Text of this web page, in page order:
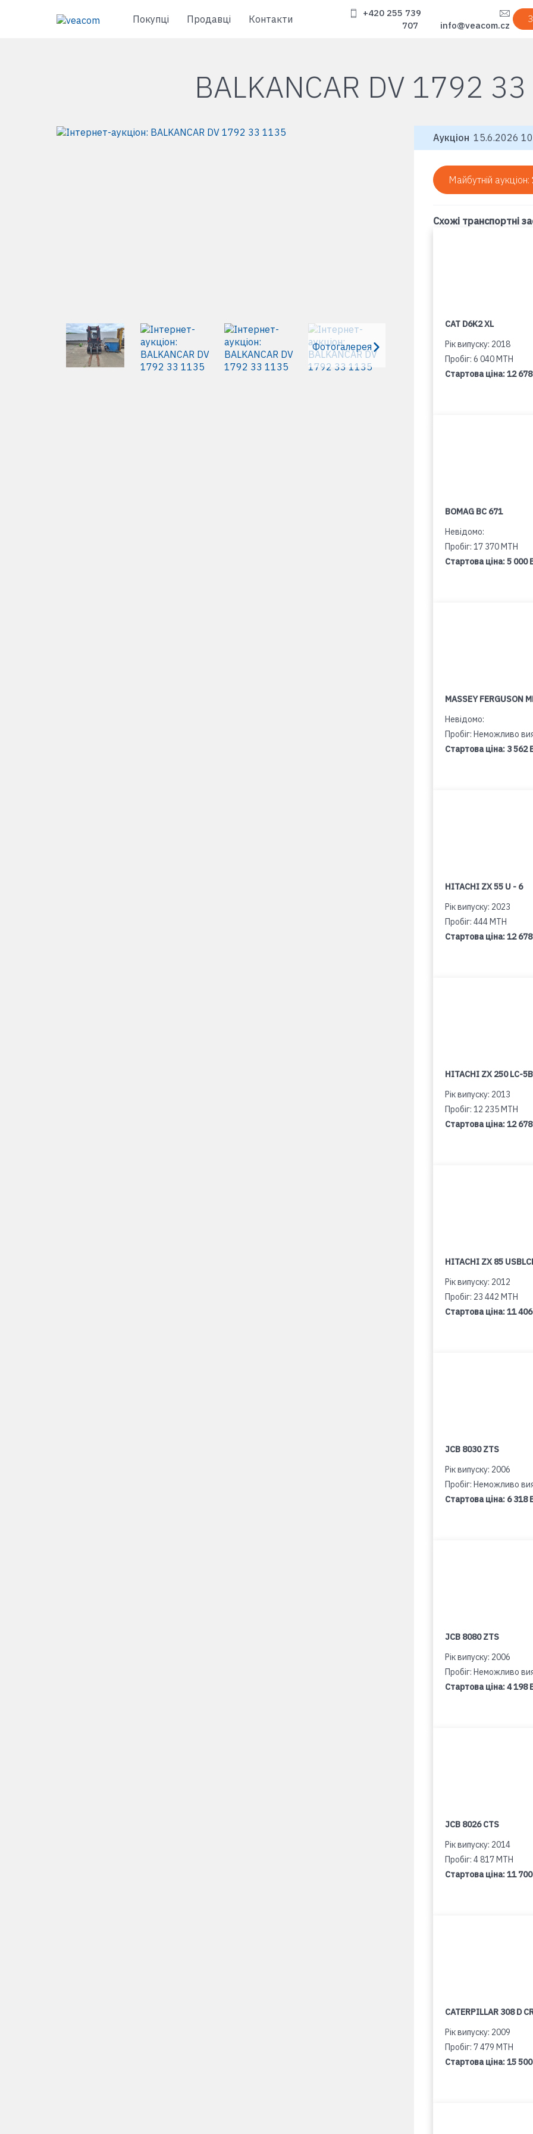
Покупці Продавці Контакти
+420 255 739
707
info@veacom.cz
BALKANCAR DV 1792
Фотогалерея
Аукціон 15.6.2026
Майбутній аукціон:
Схожі транспортні
CAT D6K2 XL
Рік випуску: 2018
Пробіг: 6 040 MTH
Стартова ціна:12
BOMAG BC 671
Невідомо:
Пробіг: 17 370 MTH
Стартова ціна:5 000
MASSEY FERGUSON
Невідомо:
Пробіг: Неможливо
Стартова ціна: 3 562
HITACHI ZX 55 U - 6
Рік випуску: 2023
Пробіг: 444 MTH
Стартова ціна:12
HITACHI ZX 250 LC-5B
Рік випуску: 2013
Пробіг: 12 235 MTH
Стартова ціна:12
HITACHI ZX 85
Рік випуску: 2012
Пробіг: 23 442 MTH
Стартова ціна:11
JCB 8030 ZTS
Рік випуску: 2006
Пробіг: Неможливо
Стартова ціна: 6 318
JCB 8080 ZTS
Рік випуску: 2006
Пробіг: Неможливо
Стартова ціна:4 198
JCB 8026 CTS
Рік випуску: 2014
Пробіг: 4 817 MTH
Стартова ціна:11
CATERPILLAR 308 D
Рік випуску: 2009
Пробіг: 7 479 MTH
Стартова ціна:15